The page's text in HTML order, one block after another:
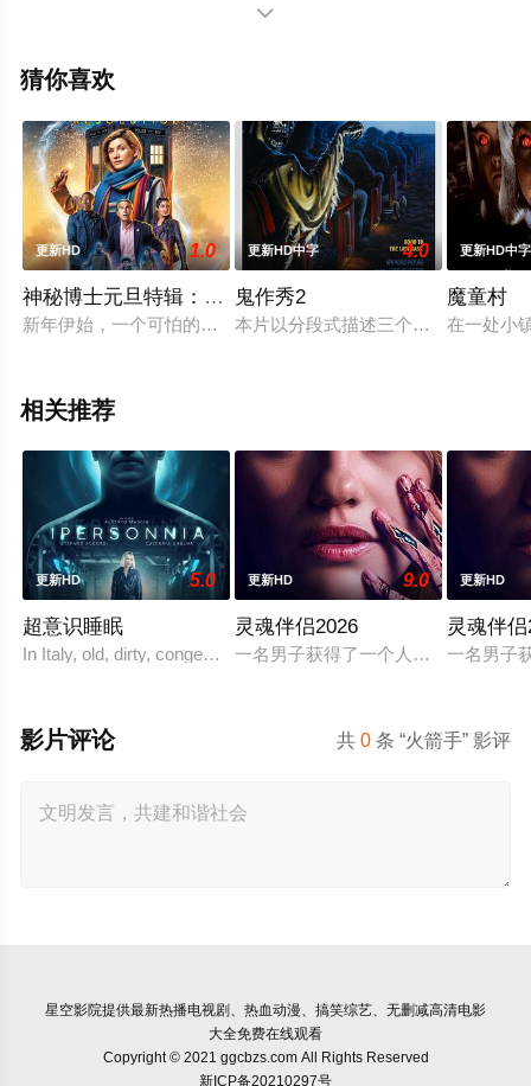
索维诺,特瑞·欧奎恩,埃德·劳特尔,詹姆斯·汉
森,Nada,Despotovich,玛格·马丁戴尔,America,Martin,马等
完整版电影大全就上星空电影网，更多剧情信息可移步至
豆瓣电影、电视猫或剧情网等平台了解。

猜你喜欢
更新HD 1.0
神秘博士元旦特辑：新年决心
新年伊始，一个可怕的恶魔从地球几个世纪的历史中显露。当
更新HD中字 4.0
鬼作秀2
本片以分段式描述三个令人毛骨悚然
更新HD中字
魔童村
在一处小
相关推荐
更新HD 5.0
超意识睡眠
In Italy, old, dirty, congested prisons full of violence and abuse
更新HD 9.0
灵魂伴侣2026
一名男子获得了一个人工智能机器人
更新HD
灵魂伴
一名男子
共0 条 “火箭手” 影评
影片评论
星空影院提供最新热播电视剧、热血动漫、搞笑综艺、无删减高清电影
大全免费在线观看
Copyright © 2021 ggcbzs.com All Rights Reserved
新ICP备20210297号